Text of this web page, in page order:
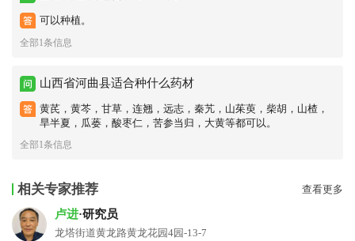
可以种植。
全部1条信息
山西省河曲县适合种什么药材
黄芪，黄芩，甘草，连翘，远志，秦艽，山茱萸，柴胡，山楂，
旱半夏，瓜蒌，酸枣仁，苦参当归，大黄等都可以。
全部1条信息
相关专家推荐 查看更多
卢进·研究员
龙塔街道黄龙路黄龙花园4园-13-7